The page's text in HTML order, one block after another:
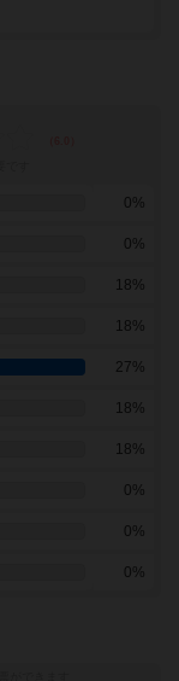
0%
0%
18%
18%
27%
18%
18%
0%
0%
0%